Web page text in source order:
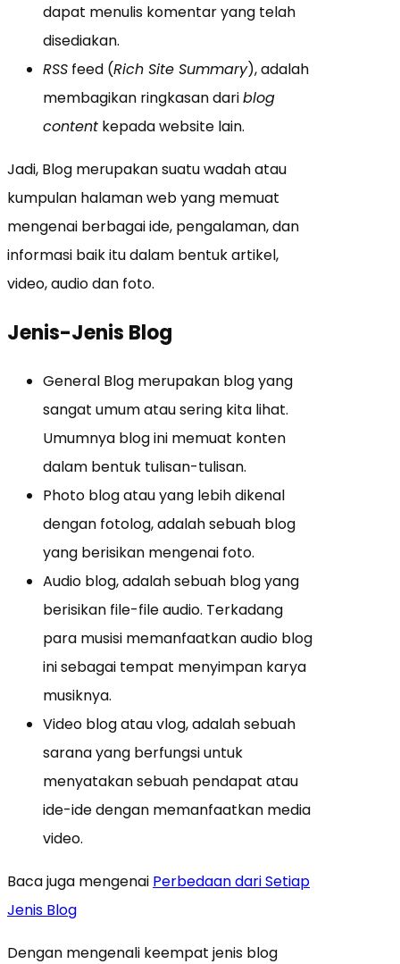
dapat menulis komentar yang telah
disediakan.
RSS feed (Rich Site Summary), adalah
membagikan ringkasan dariblog
content kepada website lain.
Jadi, Blog merupakan suatu wadah atau
kumpulan halaman web yang memuat
mengenai berbagai ide, pengalaman, dan
informasi baik itu dalam bentuk artikel,
video, audio dan foto.
Jenis-Jenis Blog
General Blog merupakan blog yang
sangat umum atau sering kita lihat.
Umumnya blog ini memuat konten
dalam bentuk tulisan-tulisan.
Photo blog atau yang lebih dikenal
dengan fotolog, adalah sebuah blog
yang berisikan mengenai foto.
Audio blog, adalah sebuah blog yang
berisikan file-file audio. Terkadang
para musisi memanfaatkan audio blog
ini sebagai tempat menyimpan karya
musiknya.
Video blog atau vlog, adalah sebuah
sarana yang berfungsi untuk
menyatakan sebuah pendapat atau
ide-ide dengan memanfaatkan media
video.
Baca juga mengenai Perbedaan dari Setiap
Jenis Blog
Dengan mengenali keempat jenis blog